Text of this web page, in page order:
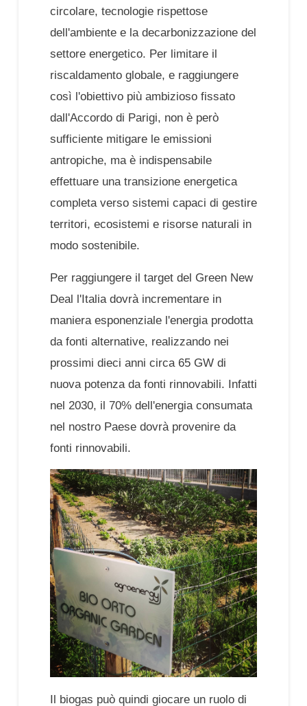
circolare, tecnologie rispettose
dell'ambiente e la decarbonizzazione del
settore energetico. Per limitare il
riscaldamento globale, e raggiungere
così l'obiettivo più ambizioso fissato
dall'Accordo di Parigi, non è però
sufficiente mitigare le emissioni
antropiche, ma è indispensabile
effettuare una transizione energetica
completa verso sistemi capaci di gestire
territori, ecosistemi e risorse naturali in
modo sostenibile.
Per raggiungere il target del Green New
Deal l'Italia dovrà incrementare in
maniera esponenziale l'energia prodotta
da fonti alternative, realizzando nei
prossimi dieci anni circa 65 GW di
nuova potenza da fonti rinnovabili. Infatti
nel 2030, il 70% dell'energia consumata
nel nostro Paese dovrà provenire da
fonti rinnovabili.
Il biogas può quindi giocare un ruolo di